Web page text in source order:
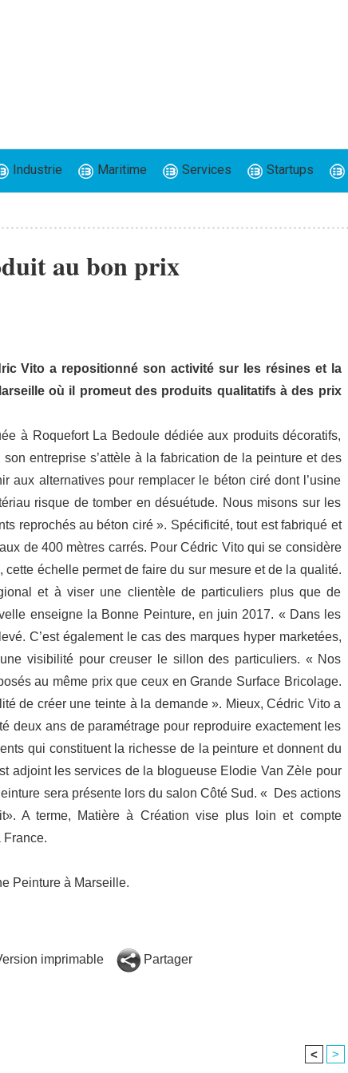
Industrie Maritime Services Startups
au bon prix
Vito a repositionné son activité sur les résines et la
où il promeut des produits qualitatifs à des prix
à Roquefort La Bedoule dédiée aux produits décoratifs,
entreprise s’attèle à la fabrication de la peinture et des
aux alternatives pour remplacer le béton ciré dont l’usine
risque de tomber en désuétude. Nous misons sur les
reprochés au béton ciré ». Spécificité, tout est fabriqué et
de 400 mètres carrés. Pour Cédric Vito qui se considère
échelle permet de faire du sur mesure et de la qualité.
et à viser une clientèle de particuliers plus que de
enseigne la Bonne Peinture, en juin 2017. « Dans les
C’est également le cas des marques hyper marketées,
visibilité pour creuser le sillon des particuliers. « Nos
au même prix que ceux en Grande Surface Bricolage.
de créer une teinte à la demande ». Mieux, Cédric Vito a
deux ans de paramétrage pour reproduire exactement les
qui constituent la richesse de la peinture et donnent du
adjoint les services de la blogueuse Elodie Van Zèle pour
sera présente lors du salon Côté Sud. « Des actions
A terme, Matière à Création vise plus loin et compte
France.
Peinture à Marseille.
imprimable Partager
< >